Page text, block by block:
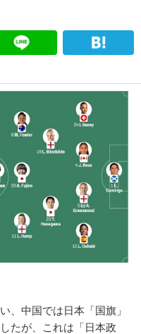
、中国では日本「国旗」
たが、これは「日本政